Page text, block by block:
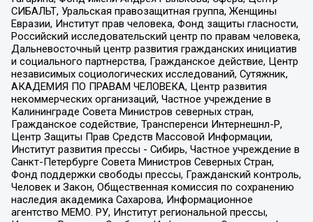
СИБАЛЬТ, Уральская правозащитная группа, Женщины
Евразии, Институт прав человека, Фонд защиты гласности,
Российский исследовательский центр по правам человека,
Дальневосточный центр развития гражданских инициатив
и социального партнерства, Гражданское действие, Центр
независимых социологических исследований, Сутяжник,
АКАДЕМИЯ ПО ПРАВАМ ЧЕЛОВЕКА, Центр развития
некоммерческих организаций, Частное учреждение в
Калининграде Совета Министров северных стран,
Гражданское содействие, Трансперенси Интернешнл-Р,
Центр Защиты Прав Средств Массовой Информации,
Институт развития прессы - Сибирь, Частное учреждение в
Санкт-Петербурге Совета Министров Северных Стран,
Фонд поддержки свободы прессы, Гражданский контроль,
Человек и Закон, Общественная комиссия по сохранению
наследия академика Сахарова, Информационное
агентство МЕМО. РУ, Институт региональной прессы,